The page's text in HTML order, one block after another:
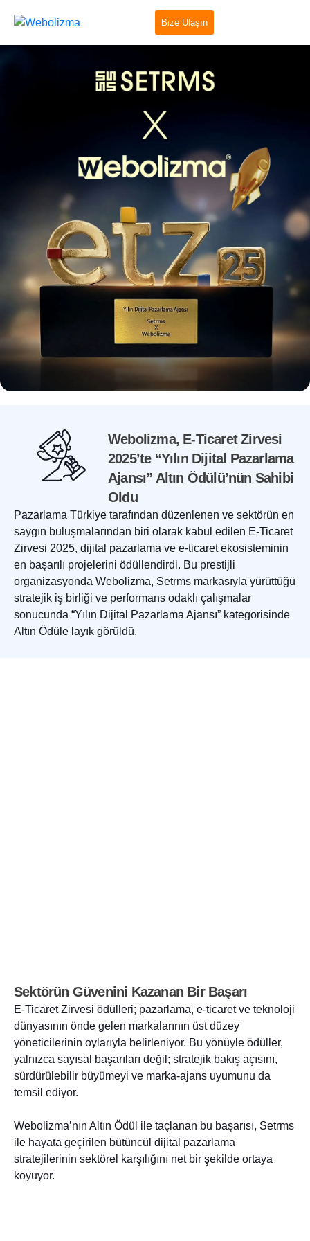
Bize Ulaşın
Webolizma, E-Ticaret Zirvesi
2025’te “Yılın Dijital Pazarlama
Ajansı” Altın Ödülü’nün Sahibi
Oldu
Pazarlama Türkiye tarafından düzenlenen ve sektörün en
saygın buluşmalarından biri olarak kabul edilen E-Ticaret
Zirvesi 2025, dijital pazarlama ve e-ticaret ekosisteminin
en başarılı projelerini ödüllendirdi. Bu prestijli
organizasyonda Webolizma, Setrms markasıyla yürüttüğü
stratejik iş birliği ve performans odaklı çalışmalar
sonucunda “Yılın Dijital Pazarlama Ajansı” kategorisinde
Altın Ödüle layık görüldü.
Sektörün Güvenini Kazanan Bir Başarı
E-Ticaret Zirvesi ödülleri; pazarlama, e-ticaret ve teknoloji
dünyasının önde gelen markalarının üst düzey
yöneticilerinin oylarıyla belirleniyor. Bu yönüyle ödüller,
yalnızca sayısal başarıları değil; stratejik bakış açısını,
sürdürülebilir büyümeyi ve marka-ajans uyumunu da
temsil ediyor.
Webolizma’nın Altın Ödül ile taçlanan bu başarısı, Setrms
ile hayata geçirilen bütüncül dijital pazarlama
stratejilerinin sektörel karşılığını net bir şekilde ortaya
koyuyor.